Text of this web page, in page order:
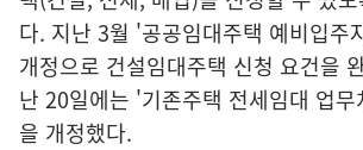
다. 지난 3월 '공공임대주택 예비입주
개정으로 건설임대주택 신청 요건을
난 20일에는 '기존주택 전세임대 업
을 개정했다.